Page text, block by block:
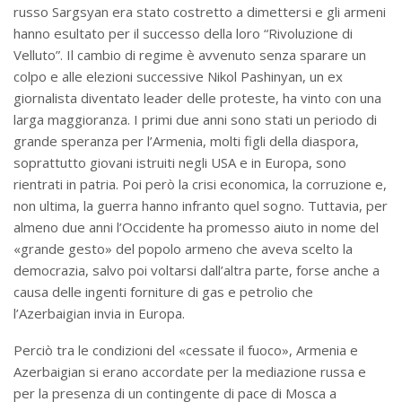
russo Sargsyan era stato costretto a dimettersi e gli armeni
hanno esultato per il successo della loro “Rivoluzione di
Velluto”. Il cambio di regime è avvenuto senza sparare un
colpo e alle elezioni successive Nikol Pashinyan, un ex
giornalista diventato leader delle proteste, ha vinto con una
larga maggioranza. I primi due anni sono stati un periodo di
grande speranza per l’Armenia, molti figli della diaspora,
soprattutto giovani istruiti negli USA e in Europa, sono
rientrati in patria. Poi però la crisi economica, la corruzione e,
non ultima, la guerra hanno infranto quel sogno. Tuttavia, per
almeno due anni l’Occidente ha promesso aiuto in nome del
«grande gesto» del popolo armeno che aveva scelto la
democrazia, salvo poi voltarsi dall’altra parte, forse anche a
causa delle ingenti forniture di gas e petrolio che
l’Azerbaigian invia in Europa.
Perciò tra le condizioni del «cessate il fuoco», Armenia e
Azerbaigian si erano accordate per la mediazione russa e
per la presenza di un contingente di pace di Mosca a